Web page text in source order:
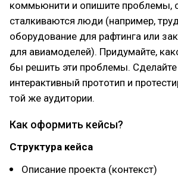
коммьюнити и опишите проблемы,
сталкиваются люди (например,
оборудование для рафтинга или
для авиамоделей). Придумайте,
бы решить эти проблемы. Сделайте
интерактивный прототип и
той же аудитории.
Как оформить кейсы?
Структура кейса
Описание проекта (контекст)